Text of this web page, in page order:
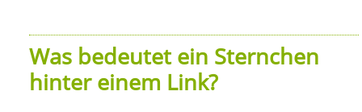
Was bedeutet ein Sternchen
hinter einem Link?